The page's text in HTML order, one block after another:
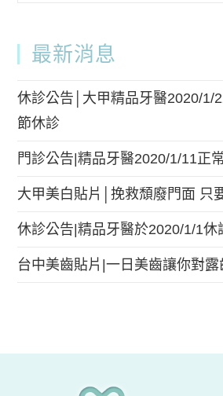
最新消息
休診公告│大甲精品牙醫2020/1/
節休診
門診公告|精品牙醫2020/1/11正
大甲美白貼片│挽救頹廢門面 只
休診公告|精品牙醫於2020/1/1休
台中美齒貼片|一日美齒讓你對